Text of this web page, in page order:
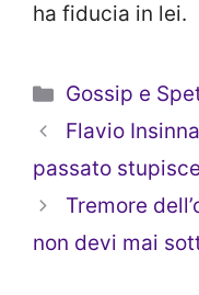
ha fiducia in lei.
Categorie
Gossip e
Flavio
passato
Tremore
non devi mai